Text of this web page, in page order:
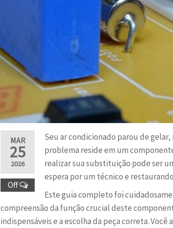
MAR
25
2026
Off
Seu ar condicionado parou de
problema reside em um
realizar sua substituição pode ser
espera por um técnico e
Este guia completo foi
compreensão da função crucial deste
indispensáveis e a escolha da peça correta.